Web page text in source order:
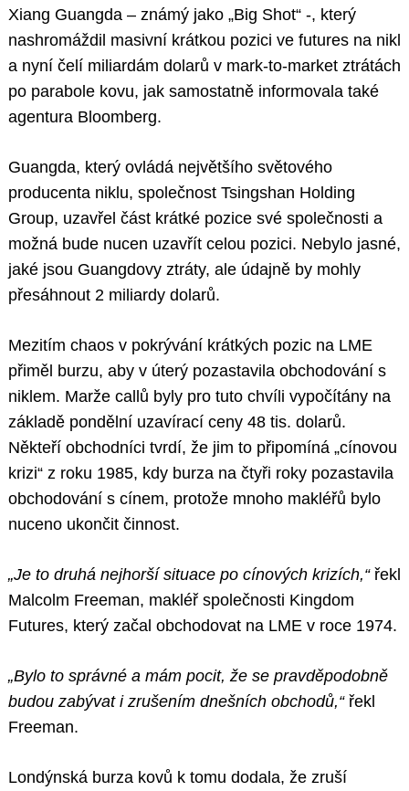
Xiang Guangda – známý jako „Big Shot“ -, který
nashromáždil masivní krátkou pozici ve futures na nikl
a nyní čelí miliardám dolarů v mark-to-market ztrátách
po parabole kovu, jak samostatně informovala také
agentura Bloomberg.
Guangda, který ovládá největšího světového
producenta niklu, společnost Tsingshan Holding
Group, uzavřel část krátké pozice své společnosti a
možná bude nucen uzavřít celou pozici. Nebylo jasné,
jaké jsou Guangdovy ztráty, ale údajně by mohly
přesáhnout 2 miliardy dolarů.
Mezitím chaos v pokrývání krátkých pozic na LME
přiměl burzu, aby v úterý pozastavila obchodování s
niklem. Marže callů byly pro tuto chvíli vypočítány na
základě pondělní uzavírací ceny 48 tis. dolarů.
Někteří obchodníci tvrdí, že jim to připomíná „cínovou
krizi“ z roku 1985, kdy burza na čtyři roky pozastavila
obchodování s cínem, protože mnoho makléřů bylo
nuceno ukončit činnost.
„Je to druhá nejhorší situace po cínových krizích,“ řekl
Malcolm Freeman, makléř společnosti Kingdom
Futures, který začal obchodovat na LME v roce 1974.
„Bylo to správné a mám pocit, že se pravděpodobně
budou zabývat i zrušením dnešních obchodů,“řekl
Freeman.
Londýnská burza kovů k tomu dodala, že zruší